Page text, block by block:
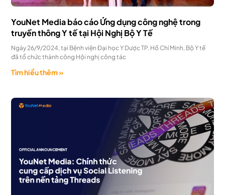
YouNet Media báo cáo Ứng dụng công nghệ trong
truyền thông Y tế tại Hội Nghị Bộ Y Tế
Ngày 26/9/2024, tại Bệnh viện Đại học Y Dược TP. Hồ Chí Minh, Bộ Y tế
đã tổ chức thành công Hội nghị công tác
Tìm hiểu thêm »